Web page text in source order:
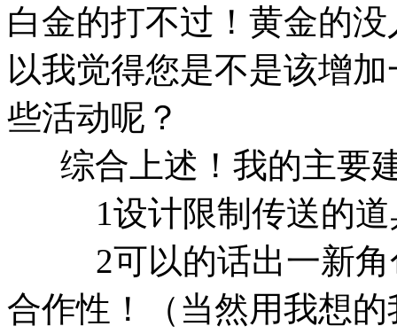
白金的打不过！黄金的
以我觉得您是不是该增
些活动呢？
综合上述！我的主要
1设计限制传送的道
2可以的话出一新角
合作性！（当然用我想